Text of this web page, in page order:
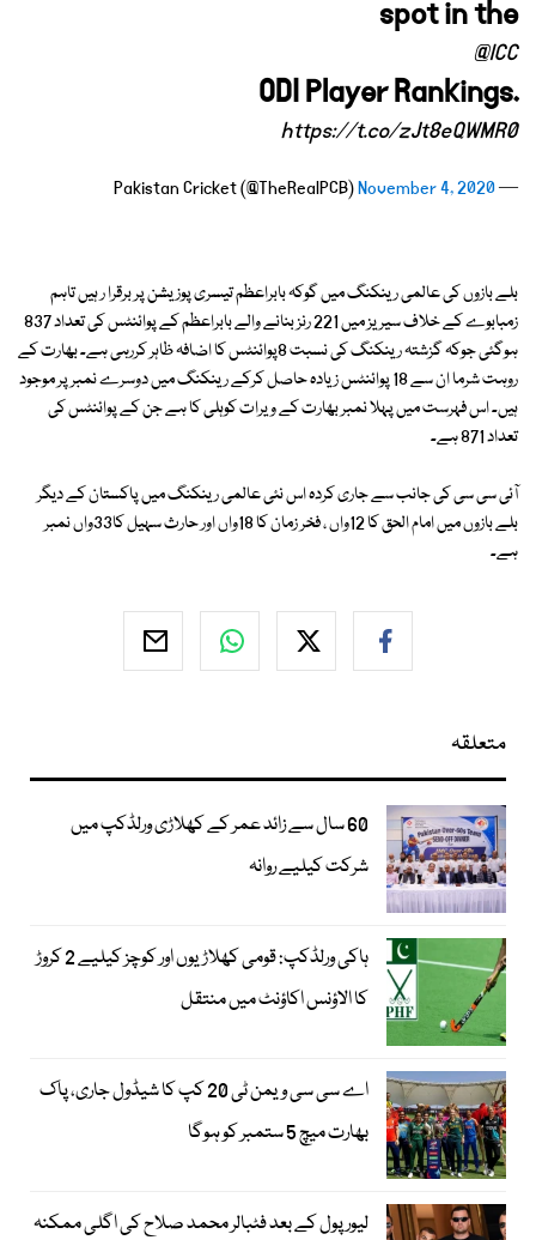
spot in the
@ICC
ODI Player Rankings.
https://t.co/zJt8eQWMR0
— Pakistan Cricket (@TheRealPCB)
November 4, 2020
بلے بازوں کی عالمی رینکنگ میں گوکہ بابراعظم تیسری پوزیشن پر برقرا ر ہیں تاہم
زمبابوے کے خلاف سیریز میں 221 رنز بنانے والے بابراعظم کے پوائنٹس کی تعداد 837
ہوگئی جوکہ گزشتہ رینکنگ کی نسبت 8پوائنٹس کا اضافہ ظاہر کررہی ہے۔ بھارت کے
روہت شرما ان سے 18 پوائنٹس زیادہ حاصل کرکے رینکنگ میں دوسرے نمبر پر موجود
ہیں۔ اس فہرست میں پہلا نمبر بھارت کے ویرات کوہلی کا ہے جن کے پوائنٹس کی
تعداد 871 ہے۔
آئی سی سی کی جانب سے جاری کردہ اس نئی عالمی رینکنگ میں پاکستان کے دیگر
بلے بازوں میں امام الحق کا 12واں ، فخر زمان کا 18واں اور حارث سہیل کا33واں نمبر
ہے۔
متعلقہ
60 سال سے زائد عمر کے کھلاڑی ورلڈکپ میں
شرکت کیلیے روانہ
ہاکی ورلڈکپ: قومی کھلاڑیوں اور کوچز کیلیے 2 کروڑ
کا الاؤنس اکاؤنٹ میں منتقل
اے سی سی ویمن ٹی 20 کپ کا شیڈول جاری، پاک
بھارت میچ 5 ستمبر کو ہوگا
لیور پول کے بعد فٹبالر محمد صلاح کی اگلی ممکنہ